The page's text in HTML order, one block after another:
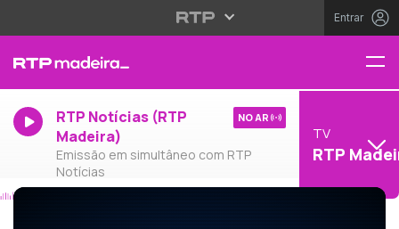
Entrar
RTP Notícias (RTP
Madeira)
Emissão em simultâneo com RTP
Notícias
NO AR
TV
RTP